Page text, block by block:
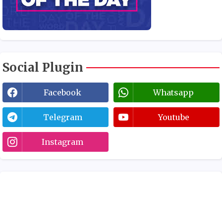
Social Plugin
Facebook Whatsapp
Telegram Youtube
Instagram